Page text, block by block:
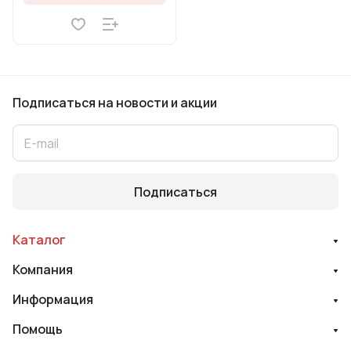
Подписаться на новости и акции
Подписаться
Каталог
Компания
Информация
Помощь